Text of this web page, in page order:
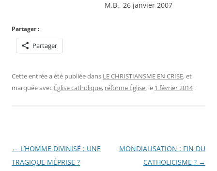
M.B., 26 janvier 2007
Partager :
Partager
Cette entrée a été publiée dans LE CHRISTIANSME EN CRISE, et
marquée avec Église catholique, réforme Église, le 1 février 2014 .
Navigation
des
← L’HOMME DIVINISÉ : UNE
TRAGIQUE MÉPRISE ?
MONDIALISATION : FIN DU
CATHOLICISME ? →